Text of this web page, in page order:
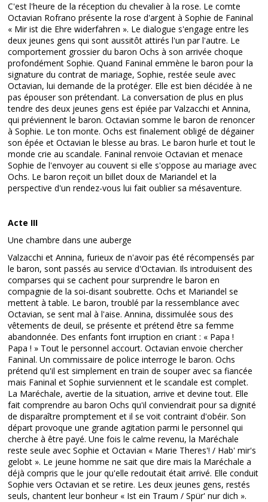
C'est l'heure de la réception du chevalier à la rose. Le comte
Octavian Rofrano présente la rose d'argent à Sophie de Faninal
« Mir ist die Ehre widerfahren ». Le dialogue s'engage entre les
deux jeunes gens qui sont aussitôt attirés l'un par l'autre. Le
comportement grossier du baron Ochs à son arrivée choque
profondément Sophie. Quand Faninal emmène le baron pour la
signature du contrat de mariage, Sophie, restée seule avec
Octavian, lui demande de la protéger. Elle est bien décidée à ne
pas épouser son prétendant. La conversation de plus en plus
tendre des deux jeunes gens est épiée par Valzacchi et Annina,
qui préviennent le baron. Octavian somme le baron de renoncer
à Sophie. Le ton monte. Ochs est finalement obligé de dégainer
son épée et Octavian le blesse au bras. Le baron hurle et tout le
monde crie au scandale. Faninal renvoie Octavian et menace
Sophie de l'envoyer au couvent si elle s'oppose au mariage avec
Ochs. Le baron reçoit un billet doux de Mariandel et la
perspective d'un rendez-vous lui fait oublier sa mésaventure.
Acte III
Une chambre dans une auberge
Valzacchi et Annina, furieux de n'avoir pas été récompensés par
le baron, sont passés au service d'Octavian. Ils introduisent des
comparses qui se cachent pour surprendre le baron en
compagnie de la soi-disant soubrette. Ochs et Mariandel se
mettent à table. Le baron, troublé par la ressemblance avec
Octavian, se sent mal à l'aise. Annina, dissimulée sous des
vêtements de deuil, se présente et prétend être sa femme
abandonnée. Des enfants font irruption en criant : « Papa !
Papa ! » Tout le personnel accourt. Octavian envoie chercher
Faninal. Un commissaire de police interroge le baron. Ochs
prétend qu'il est simplement en train de souper avec sa fiancée
mais Faninal et Sophie surviennent et le scandale est complet.
La Maréchale, avertie de la situation, arrive et devine tout. Elle
fait comprendre au baron Ochs qu'il conviendrait pour sa dignité
de disparaître promptement et il se voit contraint d'obéir. Son
départ provoque une grande agitation parmi le personnel qui
cherche à être payé. Une fois le calme revenu, la Maréchale
reste seule avec Sophie et Octavian « Marie Theres'! / Hab' mir's
gelobt ». Le jeune homme ne sait que dire mais la Maréchale a
déjà compris que le jour qu'elle redoutait était arrivé. Elle conduit
Sophie vers Octavian et se retire. Les deux jeunes gens, restés
seuls, chantent leur bonheur « Ist ein Traum / Spür' nur dich ».